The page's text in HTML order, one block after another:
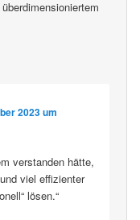
2023 um
verstanden hätte,
viel effizienter
lösen.“